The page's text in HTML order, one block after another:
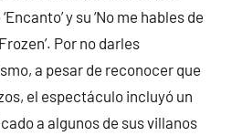
y su ‘No me hables de
Por no darles
a pesar de reconocer que
el espectáculo incluyó un
a algunos de sus villanos